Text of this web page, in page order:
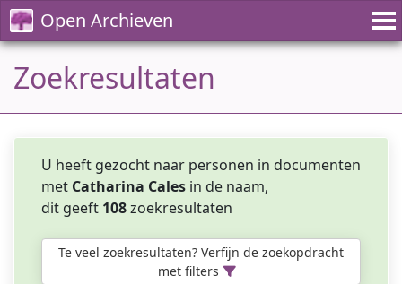
Open Archieven
Zoekresultaten
U heeft gezocht naar personen in documenten
met Catharina Cales in de naam,
dit geeft 108zoekresultaten
Te veel zoekresultaten? Verfijn de zoekopdracht
met filters